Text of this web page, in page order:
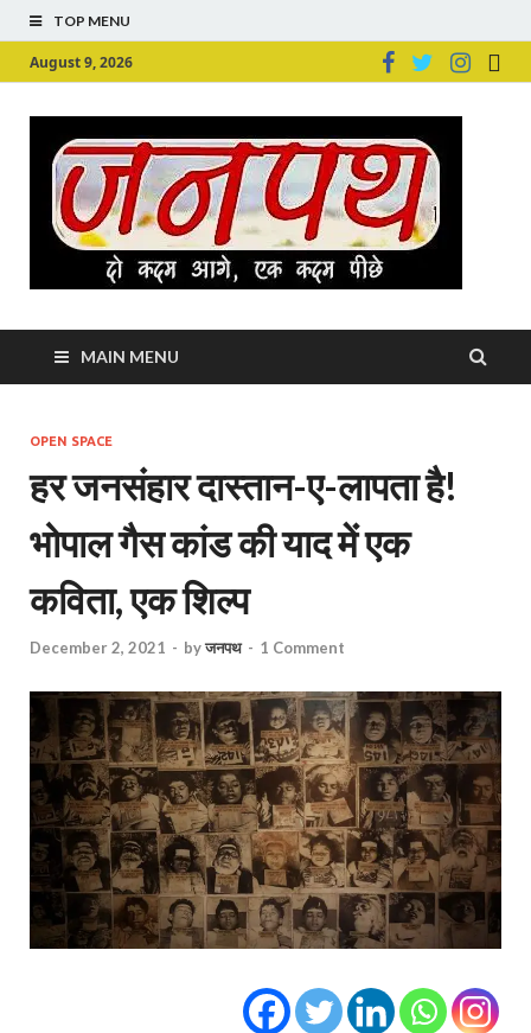
TOP MENU
August 9, 2026
MAIN MENU
OPEN SPACE
हर जनसंहार दास्तान-ए-लापता है!
भोपाल गैस कांड की याद में एक
कविता, एक शिल्प
December 2, 2021 - byजनपथ - 1 Comment